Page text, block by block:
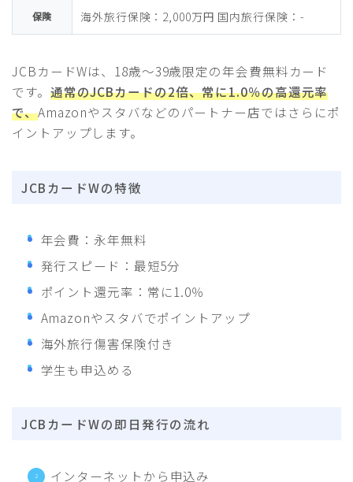
保険 海外旅行保険：2,000万円 国内旅行保険：-
JCBカードWは、18歳～39歳限定の年会費無料カード
です。 通常のJCBカードの2倍、常に1.0％の高還元率
で、Amazonやスタバなどのパートナー店ではさらにポ
イントアップします。
JCBカードWの特徴
年会費：永年無料
発行スピード：最短5分
ポイント還元率：常に1.0％
Amazonやスタバでポイントアップ
海外旅行傷害保険付き
学生も申込める
JCBカードWの即日発行の流れ
インターネットから申込み